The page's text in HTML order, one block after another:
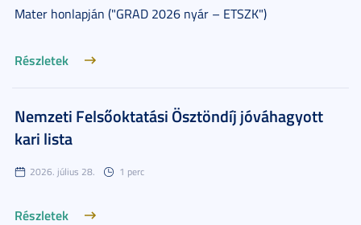
Mater honlapján ("GRAD 2026 nyár – ETSZK")
Részletek
Nemzeti Felsőoktatási Ösztöndíj jóváhagyott
kari lista
2026. július 28. 1 perc
Részletek